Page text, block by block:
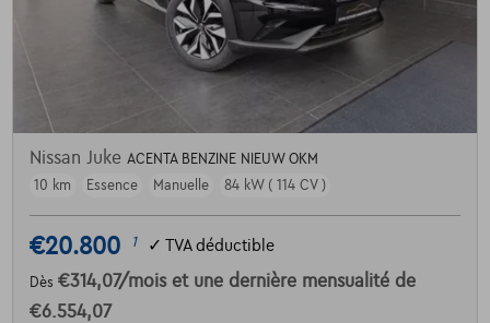
Nissan Juke ACENTA BENZINE NIEUW OKM
10 km
Essence Manuelle 84 kW ( 114 CV )
€20.800 1 ✓ TVA déductible
Dès €314,07/mois et une dernière mensualité de
€6.554,07